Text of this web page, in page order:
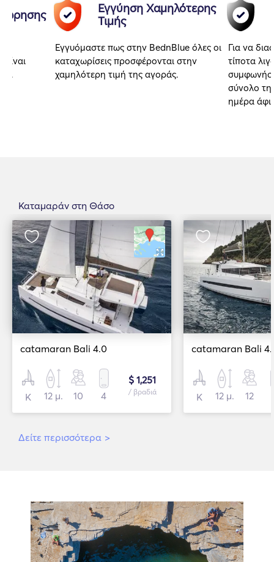
Εγγύηση Χαμηλότερης
Τιμής
Εγγυόμαστε πως στην BednBlue όλες οι
καταχωρίσεις προσφέρονται στην
χαμηλότερη τιμή της αγοράς.
Για να
τίποτα
σύνολο
ημέρα
Καταμαράν στη Θάσο
catamaran Bali 4.0
Κ 12 μ. 10 4
$ 1,251
/ βραδιά
catamaran Bali
Κ 12 μ. 12
Δείτε περισσότερα >